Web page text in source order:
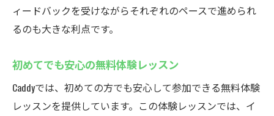
ィードバックを受けながらそれぞれのペースで進められ
るのも大きな利点です。
初めてでも安心の無料体験レッスン
Caddyでは、初めての方でも安心して参加できる無料体験
レッスンを提供しています。この体験レッスンでは、イ